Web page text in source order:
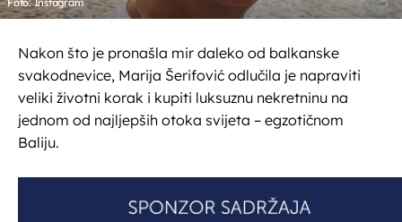
Foto: Instagram
Nakon što je pronašla mir daleko od balkanske
svakodnevice, Marija Šerifović odlučila je napraviti
veliki životni korak i kupiti luksuznu nekretninu na
jednom od najljepših otoka svijeta – egzotičnom
Baliju.